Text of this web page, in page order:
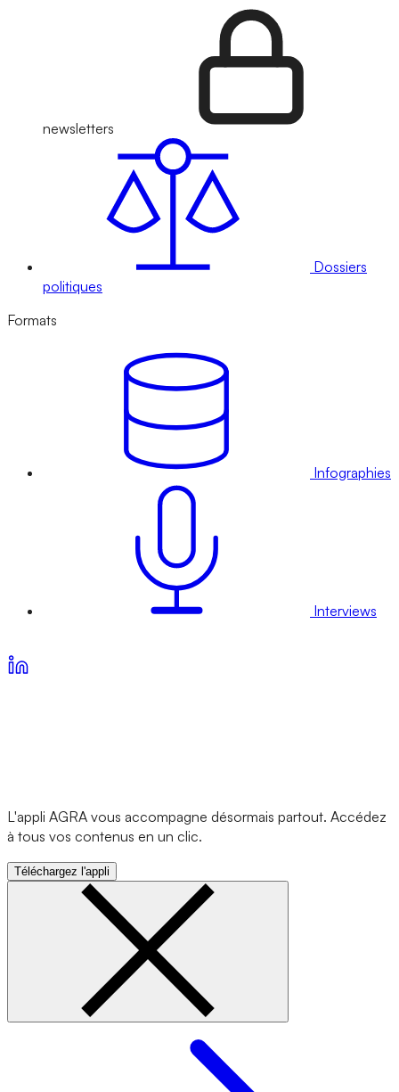
newsletters
Dossiers
politiques
Formats
Infographies
Interviews
L'appli AGRA vous accompagne désormais partout. Accédez
à tous vos contenus en un clic.
Téléchargez l'appli